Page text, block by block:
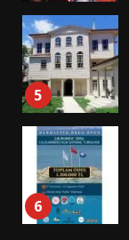
5
6